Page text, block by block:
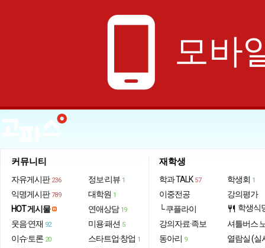
phone_android 모바
커뮤니티
자유게시판 236
익명게시판 789
HOT 게시물
웃음·연재 92
이슈·토론 20
정보·리뷰 1
대학원 1
연애상담 19
미용·패션 5
스타트업·창업 1
재학생
학과 TALK 57
이중전공
└ 쿠플라이
강의자료·족보
동아리 9
학생회 1
강의평가
restaurant 학생식
셔틀버스
열람실 (실